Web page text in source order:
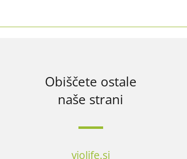
Obiščete ostale
naše strani
violife.si